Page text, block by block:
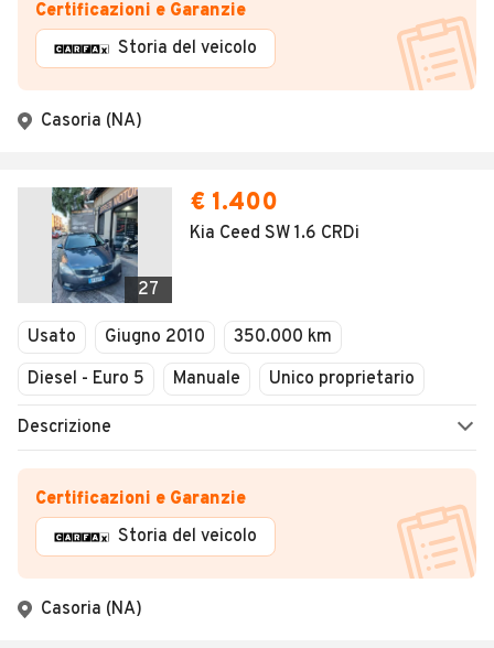
Certificazioni e Garanzie
Storia del veicolo
Casoria (NA)
27
€ 1.400
Kia Ceed SW 1.6 CRDi
Usato Giugno 2010
350.000 km
Diesel - Euro 5
Manuale Unico proprietario
Descrizione
Certificazioni e Garanzie
Storia del veicolo
Casoria (NA)